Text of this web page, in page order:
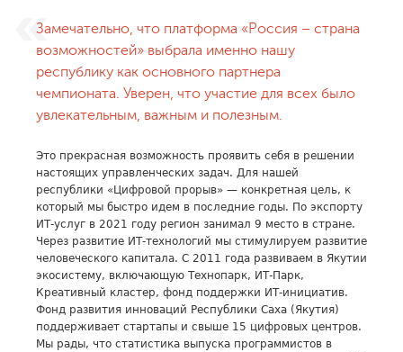
Замечательно, что платформа «Россия – страна
возможностей» выбрала именно нашу
республику как основного партнера
чемпионата. Уверен, что участие для всех было
увлекательным, важным и полезным.
Это прекрасная возможность проявить себя в решении
настоящих управленческих задач. Для нашей
республики «Цифровой прорыв» — конкретная цель, к
который мы быстро идем в последние годы. По экспорту
ИТ-услуг в 2021 году регион занимал 9 место в стране.
Через развитие ИТ-технологий мы стимулируем развитие
человеческого капитала. С 2011 года развиваем в Якутии
экосистему, включающую Технопарк, ИТ-Парк,
Креативный кластер, фонд поддержки ИТ-инициатив.
Фонд развития инноваций Республики Саха (Якутия)
поддерживает стартапы и свыше 15 цифровых центров.
Мы рады, что статистика выпуска программистов в